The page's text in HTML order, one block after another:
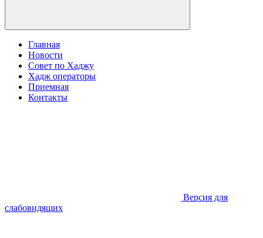
Главная
Новости
Cовет по Хаджу
Хадж операторы
Приемная
Контакты
Версия для
слабовидящих